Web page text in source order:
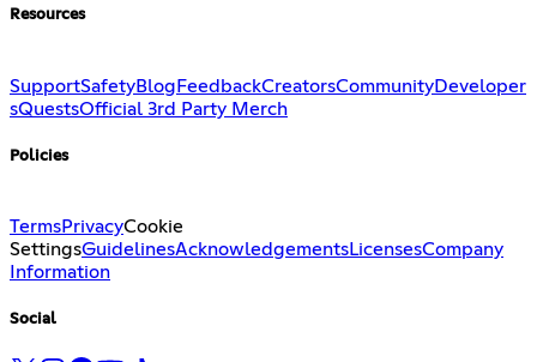
Resources
SupportSafetyBlogFeedbackCreatorsCommunityDeveloper
sQuestsOfficial 3rd Party Merch
Policies
TermsPrivacyCookie
SettingsGuidelinesAcknowledgementsLicensesCompany
Information
Social